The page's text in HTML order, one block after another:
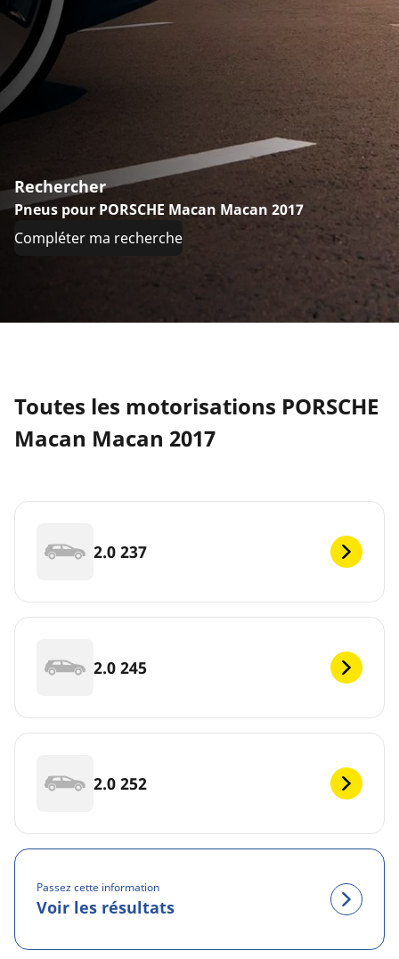
Rechercher
Pneus pour PORSCHE Macan Macan 2017
Compléter ma recherche
Toutes les motorisations PORSCHE
Macan Macan 2017
2.0 237
2.0 245
2.0 252
Passez cette information
Voir les résultats